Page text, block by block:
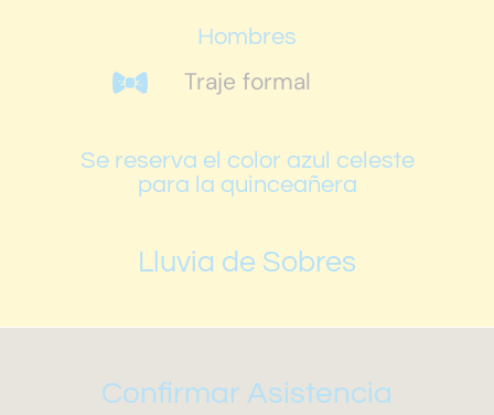
Hombres
Traje formal
Se reserva el color azul celeste
para la quinceañera
Lluvia de Sobres
Confirmar Asistencia